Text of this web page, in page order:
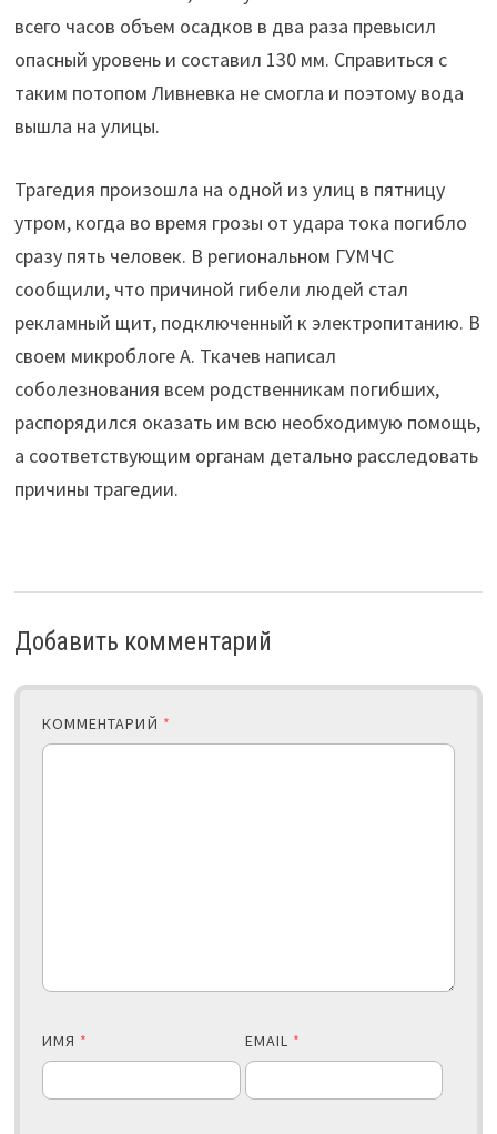
всего часов объем осадков в два раза превысил
опасный уровень и составил 130 мм. Справиться с
таким потопом Ливневка не смогла и поэтому вода
вышла на улицы.
Трагедия произошла на одной из улиц в пятницу
утром, когда во время грозы от удара тока погибло
сразу пять человек. В региональном ГУМЧС
сообщили, что причиной гибели людей стал
рекламный щит, подключенный к электропитанию. В
своем микроблоге А. Ткачев написал
соболезнования всем родственникам погибших,
распорядился оказать им всю необходимую помощь,
а соответствующим органам детально расследовать
причины трагедии.
Добавить комментарий
КОММЕНТАРИЙ *
ИМЯ * EMAIL *